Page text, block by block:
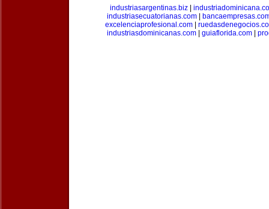
industriasargentinas.biz
industriasecuatorianas.com
excelenciaprofesional.com
industriasdominicanas.com
guiaflorida.com